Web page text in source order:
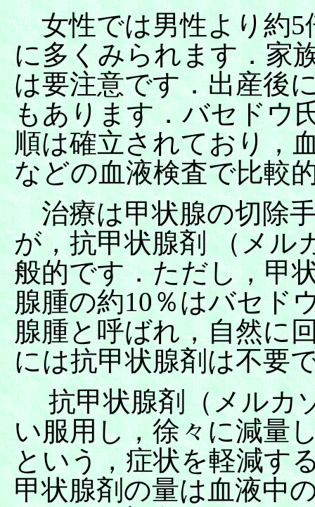
女性では男性より約5
に多くみられます．家
は要注意です．出産後
もあります．バセドウ
順は確立されており，
などの血液検査で比較
治療は甲状腺の切除
が，抗甲状腺剤 （メル
般的です．ただし，甲
腺腫の約10％はバセド
腺腫と呼ばれ，自然に
には抗甲状腺剤は不要
抗甲状腺剤（メルカ
い服用し，徐々に減量
という，症状を軽減す
甲状腺剤の量は血液中